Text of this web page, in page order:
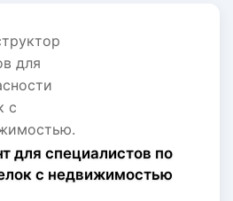
для специалистов по
с недвижимостью